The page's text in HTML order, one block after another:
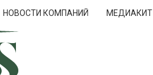
НОВОСТИ КОМПАНИЙ МЕДИАКИТ